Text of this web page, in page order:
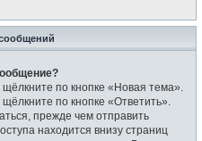
по кнопке «Новая тема».
по кнопке «Ответить».
прежде чем отправить
находится внизу страниц